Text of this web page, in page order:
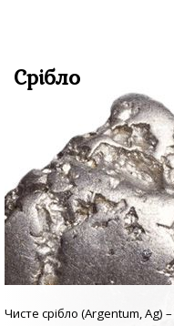
Срібло
Чисте срібло (Argentum, Аg)